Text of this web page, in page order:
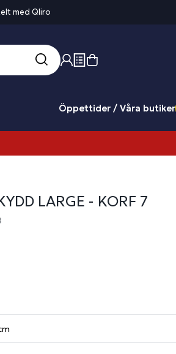
med Qliro
Öppettider / Våra butiker
LARGE - KORF 7